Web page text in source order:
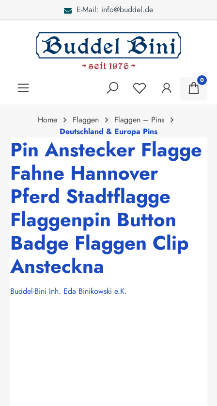
E-Mail: info@buddel.de
0
Home Flaggen
Flaggen – Pins
Deutschland & Europa Pins
Pin Anstecker Flagge
Fahne Hannover
Pferd Stadtflagge
Flaggenpin Button
Badge Flaggen Clip
Ansteckna
Buddel-Bini Inh. Eda Binikowski e.K.